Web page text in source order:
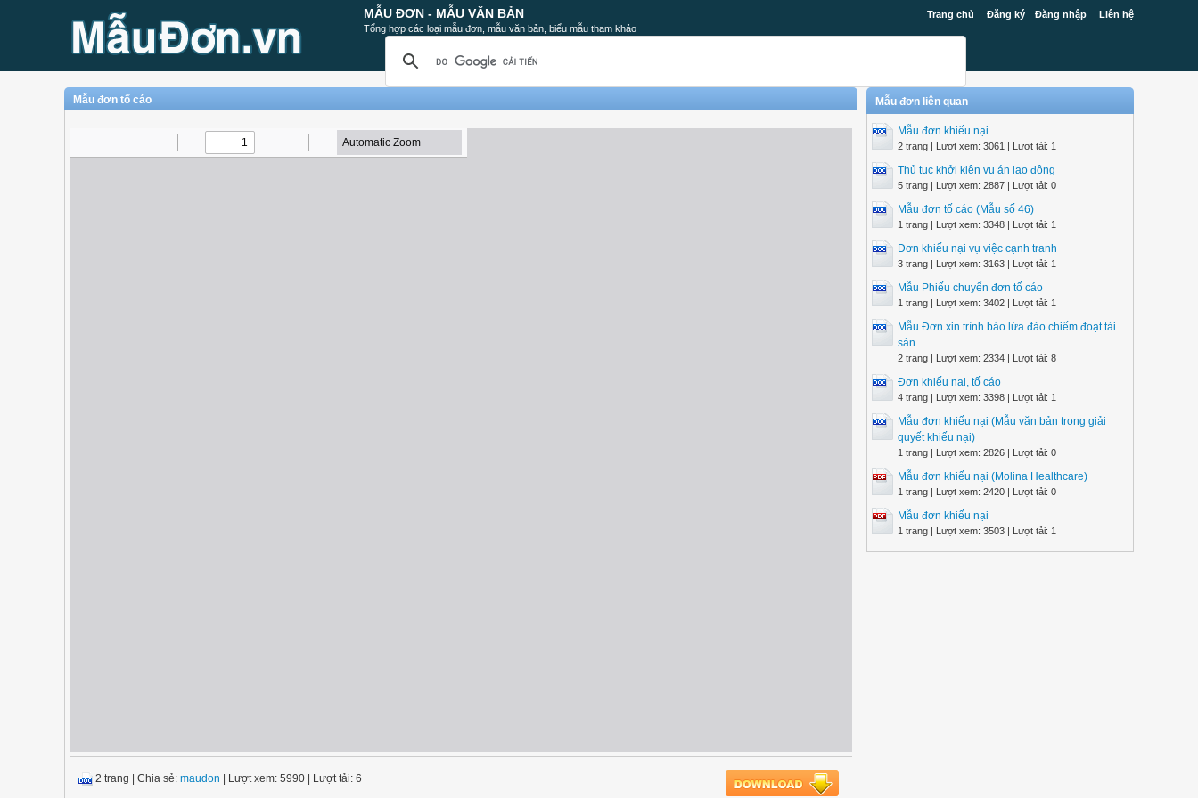
Trang chủ Đăng ký Đăng nhập Liên hệ
MẪU ĐƠN - MẪU VĂN BẢN
Tổng hợp các loại mẫu đơn, mẫu văn bản, biểu mẫu tham khảo
Mẫu đơn tố cáo
2 trang Chia sẻ: maudon | Lượt xem: 5990 | Lượt tải: 6
Mẫu đơn liên quan
Mẫu đơn khiếu nại
2 trang | Lượt xem: 3061 | Lượt tải: 1
Thủ tục khởi kiện vụ án lao động
5 trang | Lượt xem: 2887 | Lượt tải: 0
Mẫu đơn tố cáo (Mẫu số 46)
1 trang | Lượt xem: 3348 | Lượt tải: 1
Đơn khiếu nại vụ việc cạnh tranh
3 trang | Lượt xem: 3163 | Lượt tải: 1
Mẫu Phiếu chuyển đơn tố cáo
1 trang | Lượt xem: 3402 | Lượt tải: 1
Mẫu Đơn xin trình báo lừa đảo chiếm đoạt tài
sản
2 trang | Lượt xem: 2334 | Lượt tải: 8
Đơn khiếu nại, tố cáo
4 trang | Lượt xem: 3398 | Lượt tải: 1
Mẫu đơn khiếu nại (Mẫu văn bản trong giải
quyết khiếu nại)
1 trang | Lượt xem: 2826 | Lượt tải: 0
Mẫu đơn khiếu nại (Molina Healthcare)
1 trang | Lượt xem: 2420 | Lượt tải: 0
Mẫu đơn khiếu nại
1 trang | Lượt xem: 3503 | Lượt tải: 1